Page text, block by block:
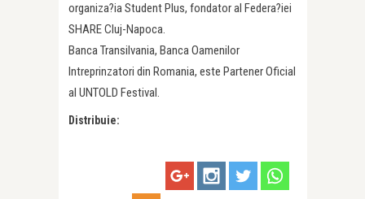
organiza?ia Student Plus, fondator al Federa?iei
SHARE Cluj-Napoca.
Banca Transilvania, Banca Oamenilor
Intreprinzatori din Romania, este Partener Oficial
al UNTOLD Festival.
Distribuie: